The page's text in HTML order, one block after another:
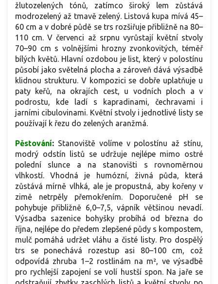
žlutozelených tónů, zatímco široký lem zůstává
modrozelený až tmavě zelený. Listová kupa mívá 45–
60 cm a v dobré půdě se trs rozšiřuje přibližně na 80–
110 cm. V červenci až srpnu vyrůstají květní stvoly
70–90 cm s volnějšími hrozny zvonkovitých, téměř
bílých květů. Hlavní ozdobou je list, který v polostínu
působí jako světelná plocha a zároveň dává výsadbě
klidnou strukturu. V kompozici se dobře uplatňuje u
paty keřů, na okrajích cest, u vodních ploch a v
podrostu, kde ladí s kapradinami, čechravami i
jarními cibulovinami. Květní stvoly i jednotlivé listy se
používají k řezu do zelených aranžmá.
Pěstování: Stanoviště volíme v polostínu až stínu,
modrý odstín listů se udržuje nejlépe mimo ostré
polední slunce a na stanovišti s rovnoměrnou
vlhkostí. Vhodná je humózní, živná půda, která
zůstává mírně vlhká, ale je propustná, aby kořeny v
zimě netrpěly přemokřením. Doporučené pH se
pohybuje přibližně 6,0–7,5, vápník většinou nevadí.
Výsadba sazenice bohyšky probíhá od března do
října, nejlépe do předem zlepšené půdy s kompostem,
mulč pomáhá udržet vláhu a čisté listy. Pro dospělý
trs se ponechává rozestup asi 80–100 cm, což
odpovídá zhruba 1–2 rostlinám na m², ve výsadbě
pro rychlejší zapojení se volí hustší spon. Na jaře se